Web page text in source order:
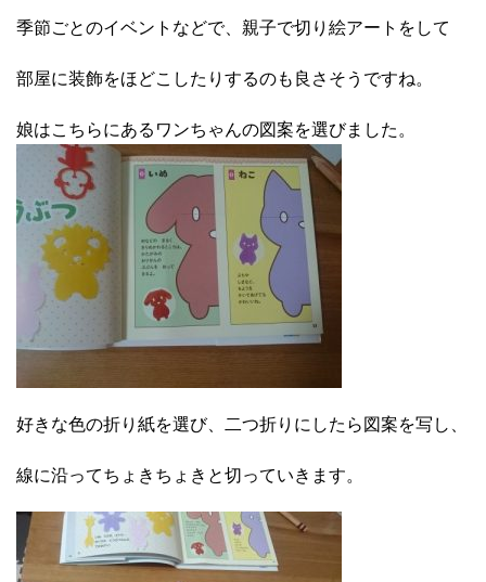
季節ごとのイベントなどで、親子で切り絵アートをして
部屋に装飾をほどこしたりするのも良さそうですね。
娘はこちらにあるワンちゃんの図案を選びました。
好きな色の折り紙を選び、二つ折りにしたら図案を写し、
線に沿ってちょきちょきと切っていきます。